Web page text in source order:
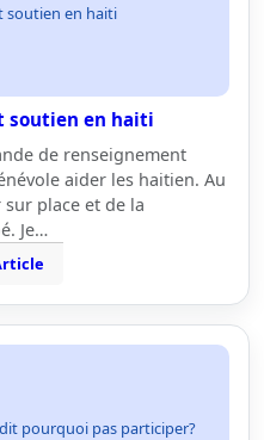
soutien en haiti
soutien en haiti
de renseignement
aider les haitien. Au
place et de la
Je…
pourquoi pas participer?